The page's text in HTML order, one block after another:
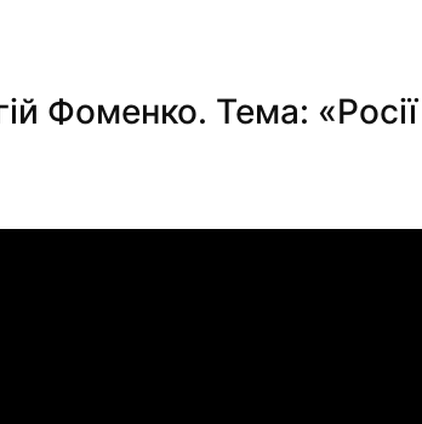
Фоменко. Тема: «Росії